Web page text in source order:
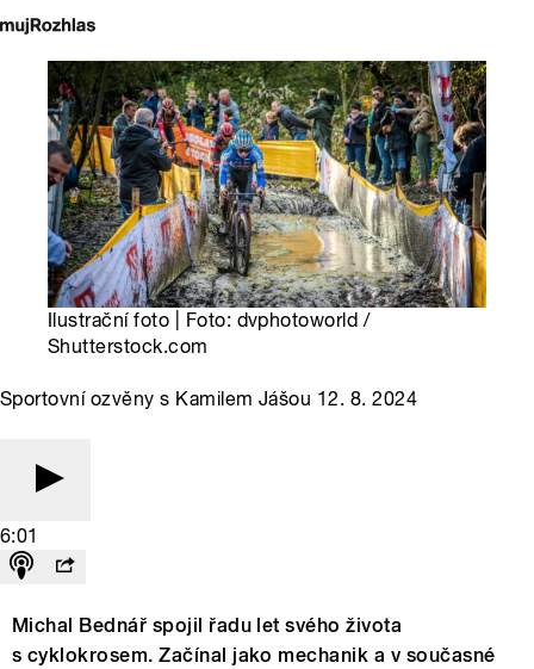
Ilustrační foto | Foto: dvphotoworld /
Shutterstock.com
Sportovní ozvěny s Kamilem Jášou 12. 8. 2024
6:01
Michal Bednář spojil řadu let svého života
s cyklokrosem. Začínal jako mechanik a v současné